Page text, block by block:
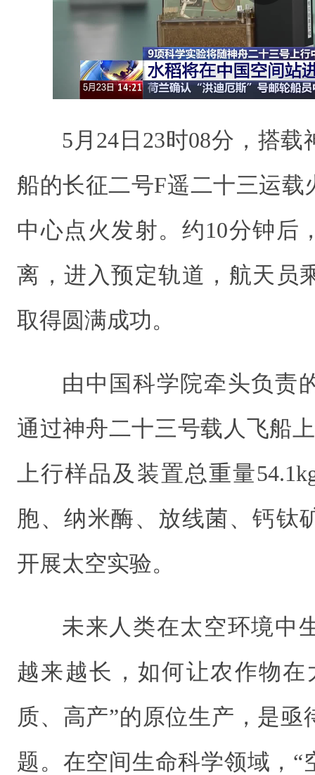
5月24日23时08分，搭
船的长征二号F遥二十三运载
中心点火发射。约10分钟后
离，进入预定轨道，航天员
取得圆满成功。
由中国科学院牵头负责
通过神舟二十三号载人飞船
上行样品及装置总重量
胞、纳米酶、放线菌、钙钛
开展太空实验。
未来人类在太空环境中
越来越长，如何让农作物
质、高产”的原位生产，是
题。在空间生命科学领域，“